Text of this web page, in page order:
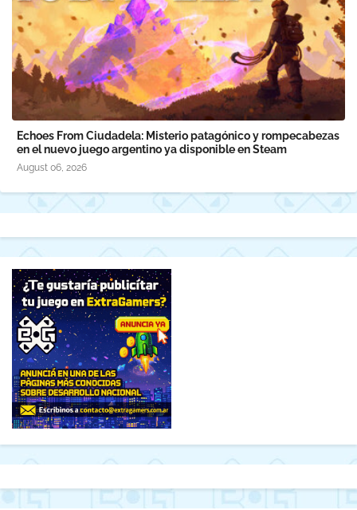
Echoes From Ciudadela: Misterio patagónico y rompecabezas
en el nuevo juego argentino ya disponible en Steam
August 06, 2026